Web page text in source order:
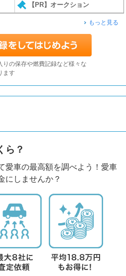
【PR】オークション
もっと見る
りの保存や燃費記録など様々な
ます
ら？
愛車の最高額を調べよう！愛車
にしませんか？